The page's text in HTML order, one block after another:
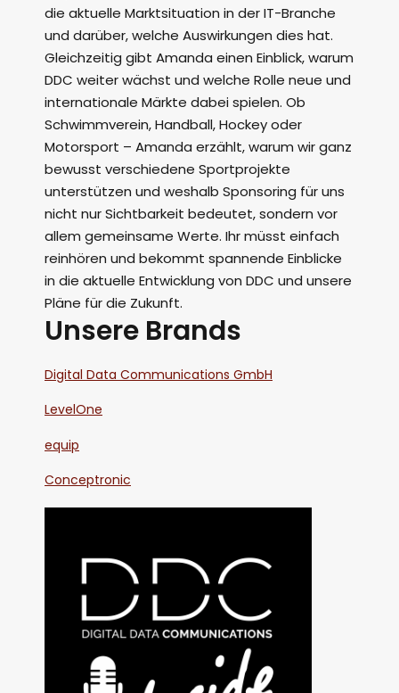
die aktuelle Marktsituation in der IT-Branche
und darüber, welche Auswirkungen dies hat.
Gleichzeitig gibt Amanda einen Einblick, warum
DDC weiter wächst und welche Rolle neue und
internationale Märkte dabei spielen. Ob
Schwimmverein, Handball, Hockey oder
Motorsport – Amanda erzählt, warum wir ganz
bewusst verschiedene Sportprojekte
unterstützen und weshalb Sponsoring für uns
nicht nur Sichtbarkeit bedeutet, sondern vor
allem gemeinsame Werte. Ihr müsst einfach
reinhören und bekommt spannende Einblicke
in die aktuelle Entwicklung von DDC und unsere
Pläne für die Zukunft.
Unsere Brands
Digital Data Communications GmbH
LevelOne
equip
Conceptronic